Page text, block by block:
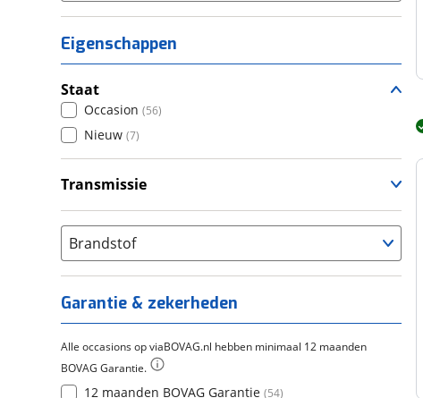
Eigenschappen
Staat
Occasion (56)
Nieuw (7)
Transmissie
Automatisch (6)
Semi-Automatisch
Brandstof
Garantie & zekerheden
Alle occasions op viaBOVAG.nl hebben minimaal 12 maanden
BOVAG Garantie.
12 maanden BOVAG Garantie (54)